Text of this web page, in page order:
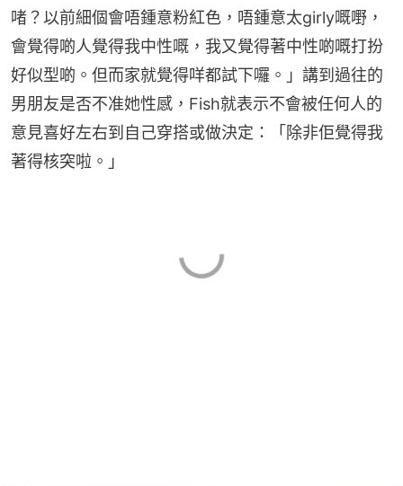
啫？以前細個會唔鍾意粉紅色，唔鍾意太girly嘅嘢，
會覺得啲人覺得我中性嘅，我又覺得著中性啲嘅打扮
好似型啲。但而家就覺得咩都試下囉。」講到過往的
男朋友是否不准她性感，Fish就表示不會被任何人的
意見喜好左右到自己穿搭或做決定：「除非佢覺得我
著得核突啦。」